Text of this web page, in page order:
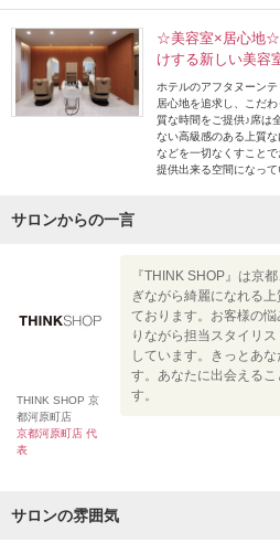
☆美容室×居心地☆
けする新しい美容
ホテルのアフタヌーン
居心地を追求し、こだ
質な時間をご提供♪席は
ない高級感のある上質
などを一切なくすこと
提供出来る空間になって
サロンからの一言
THINK SHOP 京
都河原町店
京都河原町店 代
表
『THINK SHOP』は京
ぎながら綺麗になれる
ております。お客様の
りながら担当スタイリ
しています。きっとあ
す。あなたに出会える
す。
サロンの雰囲気